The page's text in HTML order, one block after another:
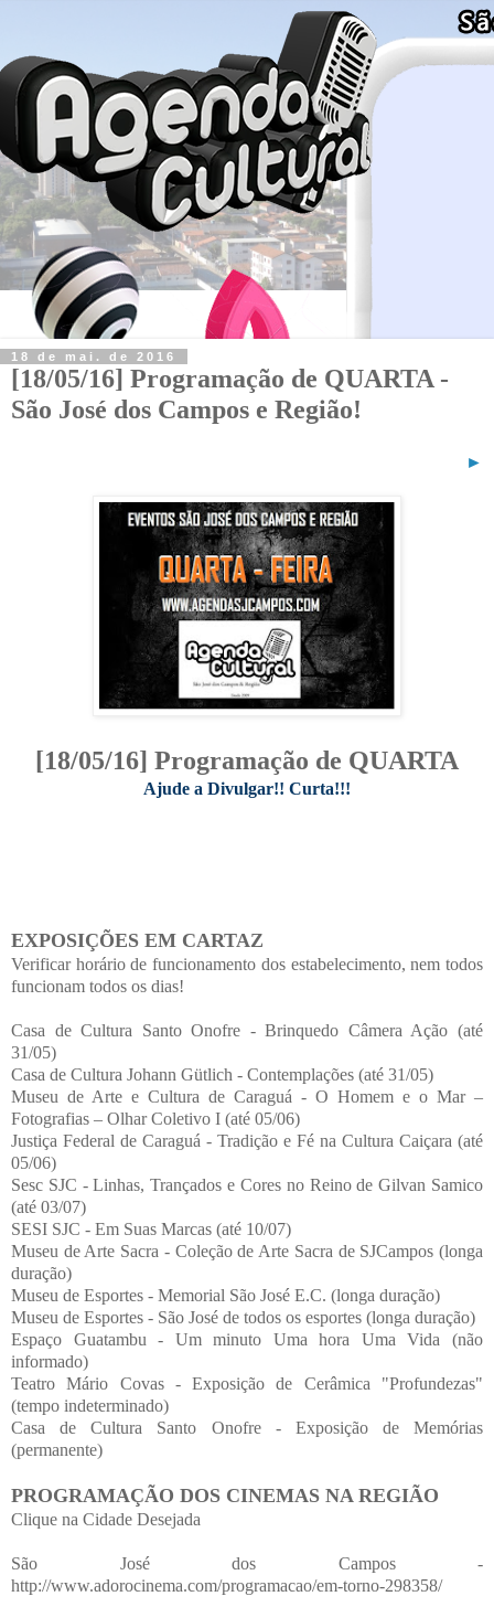
18 de mai. de 2016
[18/05/16] Programação de QUARTA -
São José dos Campos e Região!
►
[18/05/16] Programação de QUARTA
Ajude a Divulgar!! Curta!!!
EXPOSIÇÕES EM CARTAZ
Verificar horário de funcionamento dos estabelecimento, nem todos
funcionam todos os dias!
Casa de Cultura Santo Onofre - Brinquedo Câmera Ação (até
31/05)
Casa de Cultura Johann Gütlich - Contemplações (até 31/05)
Museu de Arte e Cultura de Caraguá - O Homem e o Mar –
Fotografias – Olhar Coletivo I (até 05/06)
Justiça Federal de Caraguá - Tradição e Fé na Cultura Caiçara (até
05/06)
Sesc SJC - Linhas, Trançados e Cores no Reino de Gilvan Samico
(até 03/07)
SESI SJC - Em Suas Marcas (até 10/07)
Museu de Arte Sacra - Coleção de Arte Sacra de SJCampos (longa
duração)
Museu de Esportes - Memorial São José E.C. (longa duração)
Museu de Esportes - São José de todos os esportes (longa duração)
Espaço Guatambu - Um minuto Uma hora Uma Vida (não
informado)
Teatro Mário Covas - Exposição de Cerâmica "Profundezas"
(tempo indeterminado)
Casa de Cultura Santo Onofre - Exposição de Memórias
(permanente)
PROGRAMAÇÃO DOS CINEMAS NA REGIÃO
Clique na Cidade Desejada
São José dos Campos -
http://www.adorocinema.com/programacao/em-torno-298358/